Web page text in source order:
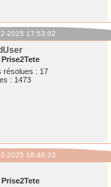
2025 17:53:02
résolues : 17
: 1473
2025 18:46:33